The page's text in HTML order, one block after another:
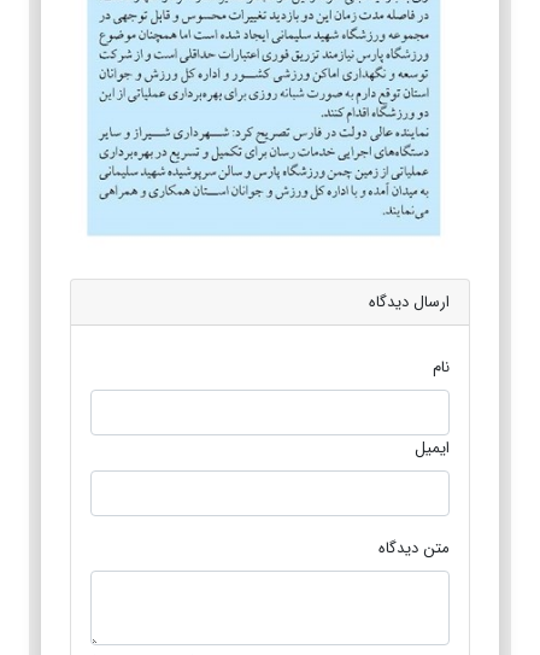
ارسال دیدگاه
نام
ایمیل
متن دیدگاه